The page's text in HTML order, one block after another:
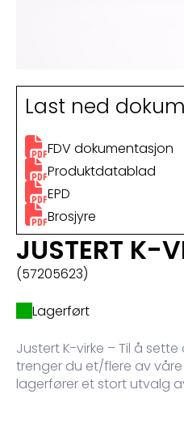
Last ned
FDV dokumentasjon
Produktdatablad
EPD
Brosjyre
JUSTERT K-
(57205623)
Lagerført
Justert K-virke – Til å
trenger du et/flere av våre
lagerfører et stort utvalg